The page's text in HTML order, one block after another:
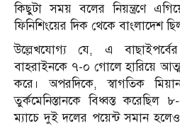
কিছুটা সময় বলের নিয়ন্ত্রণে
ফিনিশিংয়ের দিক থেকে বাংলাদেশ
উল্লেখযোগ্য যে, এ
বাহরাইনকে ৭-০ গোলে হারিয়ে
করে। অপরদিকে, স্বাগতিক
তুর্কমেনিস্তানকে বিধ্বস্ত
ম্যাচে দুই দলের পয়েন্ট সমান